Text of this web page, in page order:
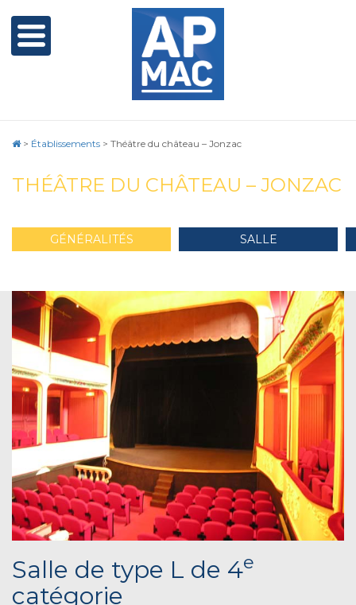
> Établissements > Théâtre du château – Jonzac
THÉÂTRE DU CHÂTEAU – JONZAC
GÉNÉRALITÉS SALLE
Salle de type L de 4e
catégorie